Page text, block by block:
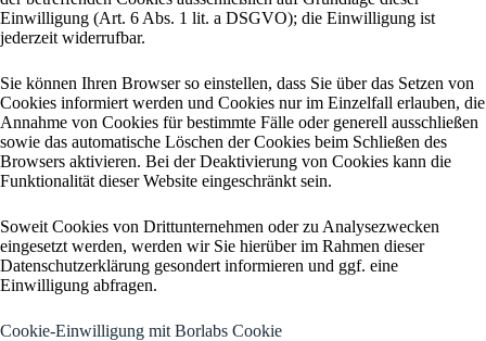
Einwilligung (Art. 6 Abs. 1 lit. a DSGVO); die Einwilligung ist
jederzeit widerrufbar.
Sie können Ihren Browser so einstellen, dass Sie über das Setzen von
Cookies informiert werden und Cookies nur im Einzelfall erlauben, die
Annahme von Cookies für bestimmte Fälle oder generell ausschließen
sowie das automatische Löschen der Cookies beim Schließen des
Browsers aktivieren. Bei der Deaktivierung von Cookies kann die
Funktionalität dieser Website eingeschränkt sein.
Soweit Cookies von Drittunternehmen oder zu Analysezwecken
eingesetzt werden, werden wir Sie hierüber im Rahmen dieser
Datenschutzerklärung gesondert informieren und ggf. eine
Einwilligung abfragen.
Cookie-Einwilligung mit Borlabs Cookie